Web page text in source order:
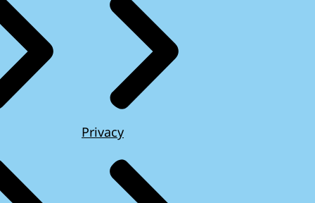
Privacy